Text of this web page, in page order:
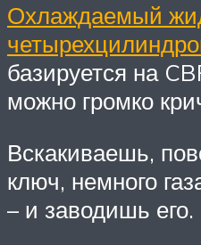
Охлаждаемый
базируется на
можно громко
Вскакиваешь,
ключ, немного
– и заводишь его.